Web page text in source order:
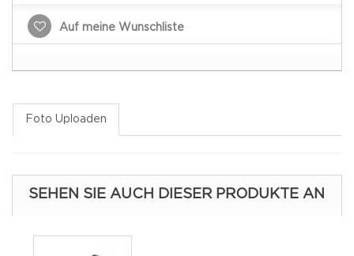
Auf meine Wunschliste
Foto Uploaden
SEHEN SIE AUCH DIESER PRODUKTE AN